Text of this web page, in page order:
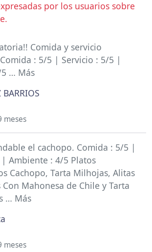
por los usuarios sobre
Comida y servicio
: 5/5 | Servicio : 5/5 |
… Más
meses
el cachopo. Comida : 5/5 |
Ambiente : 4/5 Platos
Cachopo, Tarta Milhojas, Alitas
Con Mahonesa de Chile y Tarta
… Más
meses